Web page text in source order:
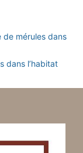
de mérules dans
dans l’habitat